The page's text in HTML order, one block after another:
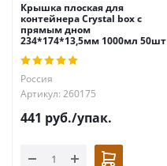
Крышка плоская для
контейнера Crystal box с
прямым дном
234*174*13,5мм 1000мл 50шт
Россия
Артикул: 260175
441 руб./упак.